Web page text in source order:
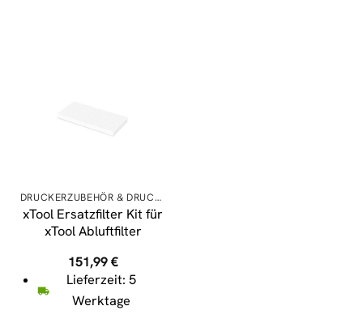
DRUCKERZUBEHÖR & DRUCKERPATRONEN
xTool Ersatzfilter Kit für
xTool Abluftfilter
151,99€
Lieferzeit: 5
Werktage